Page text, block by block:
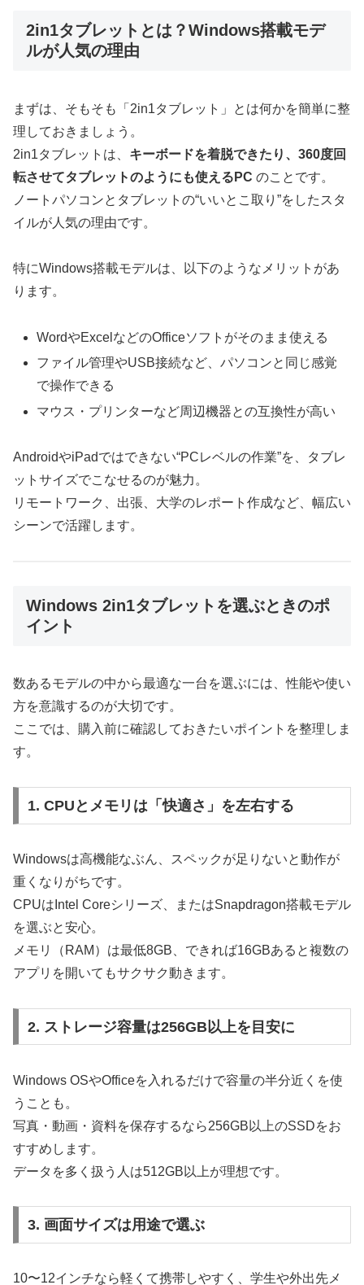
2in1タブレットとは？Windows搭載モデ
ルが人気の理由
まずは、そもそも「2in1タブレット」とは何かを簡単に整
理しておきましょう。
2in1タブレットは、 キーボードを着脱できたり、360度回
転させてタブレットのようにも使えるPC のことです。
ノートパソコンとタブレットの“いいとこ取り”をしたスタ
イルが人気の理由です。
特にWindows搭載モデルは、以下のようなメリットがあ
ります。
WordやExcelなどのOfficeソフトがそのまま使える
ファイル管理やUSB接続など、パソコンと同じ感覚
で操作できる
マウス・プリンターなど周辺機器との互換性が高い
AndroidやiPadではできない“PCレベルの作業”を、タブレ
ットサイズでこなせるのが魅力。
リモートワーク、出張、大学のレポート作成など、幅広い
シーンで活躍します。
Windows 2in1タブレットを選ぶときのポ
イント
数あるモデルの中から最適な一台を選ぶには、性能や使い
方を意識するのが大切です。
ここでは、購入前に確認しておきたいポイントを整理しま
す。
1. CPUとメモリは「快適さ」を左右する
Windowsは高機能なぶん、スペックが足りないと動作が
重くなりがちです。
CPUはIntel Coreシリーズ、またはSnapdragon搭載モデル
を選ぶと安心。
メモリ（RAM）は最低8GB、できれば16GBあると複数の
アプリを開いてもサクサク動きます。
2. ストレージ容量は256GB以上を目安に
Windows OSやOfficeを入れるだけで容量の半分近くを使
うことも。
写真・動画・資料を保存するなら256GB以上のSSDをお
すすめします。
データを多く扱う人は512GB以上が理想です。
3. 画面サイズは用途で選ぶ
10〜12インチなら軽くて携帯しやすく、学生や外出先メ